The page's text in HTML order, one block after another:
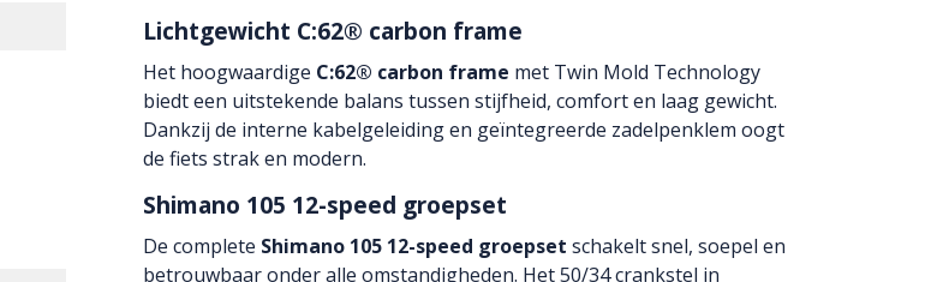
Lichtgewicht C:62® carbon frame
Het hoogwaardige C:62® carbon frame met Twin Mold Technology
biedt een uitstekende balans tussen stijfheid, comfort en laag gewicht.
Dankzij de interne kabelgeleiding en geïntegreerde zadelpenklem oogt
de fiets strak en modern.
Shimano 105 12-speed groepset
De complete Shimano 105 12-speed groepset schakelt snel, soepel en
betrouwbaar onder alle omstandigheden. Het 50/34 crankstel in